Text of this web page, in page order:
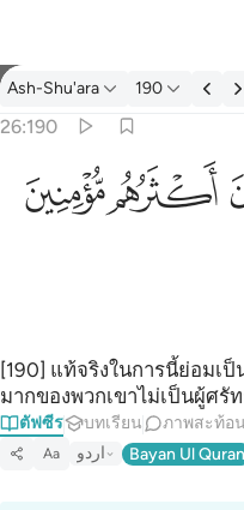
ตัฟซีร: Ash-Shu'ara 26:190
Ash-Shu'ara 190
26:190
وما كان اكثرهم مومنين ١٩٠
كَانَ أَكْثَرُهُم مُّؤْمِنِينَ ١٩٠
ﱺﱻ
[190] แท้จริงในการนี้ย่อม
มากของพวกเขาไม่เป็นผู้ศรั
ตัฟซีร บทเรียน ภาพสะท้อน
Aa اردو Bayan Ul Quran